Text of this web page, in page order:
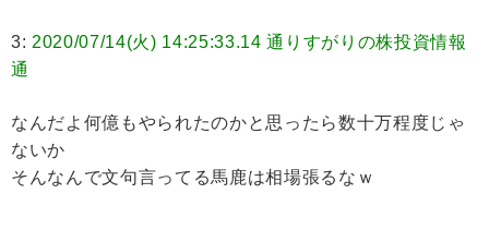
3: 2020/07/14(火) 14:25:33.14 通りすがりの株投資情報
通
なんだよ何億もやられたのかと思ったら数十万程度じゃ
ないか
そんなんで文句言ってる馬鹿は相場張るなｗ